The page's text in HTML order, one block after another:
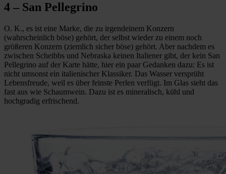
4 – San Pellegrino
O. K., es ist eine Marke, die zu irgendeinem Konzern
(wahrscheinlich böse) gehört, der selbst wieder zu einem noch
größeren Konzern (ziemlich sicher böse) gehört. Aber nachdem es
zwischen Scheibbs und Nebraska keinen Italiener gibt, der kein San
Pellegrino auf der Karte hätte, hier ein paar Gedanken dazu: Es ist
nicht umsonst ein italienischer Klassiker. Das Wasser versprüht
Lebensfreude, weil es über feinste Perlen verfügt. Im Glas sieht das
fast aus wie Schaumwein. Dazu ist es mineralisch, kühl und
hochgradig erfrischend.